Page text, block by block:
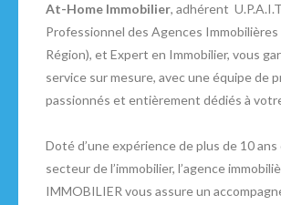
At-Home Immobilier, adhérent
Professionnel des Agences
Région), et Expert en Immobilier, vous
service sur mesure, avec une équipe de
passionnés et entièrement dédiés à
Doté d’une expérience de plus de 10 ans
secteur de l’immobilier, l’agence
IMMOBILIER vous assure un